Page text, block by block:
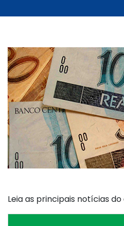
Leia as principais notícias